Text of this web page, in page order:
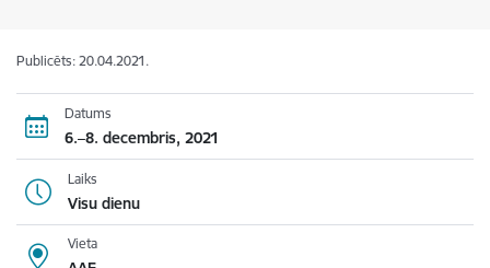
Publicēts: 20.04.2021.
Datums
6.–8. decembris, 2021
Laiks
Visu dienu
Vieta